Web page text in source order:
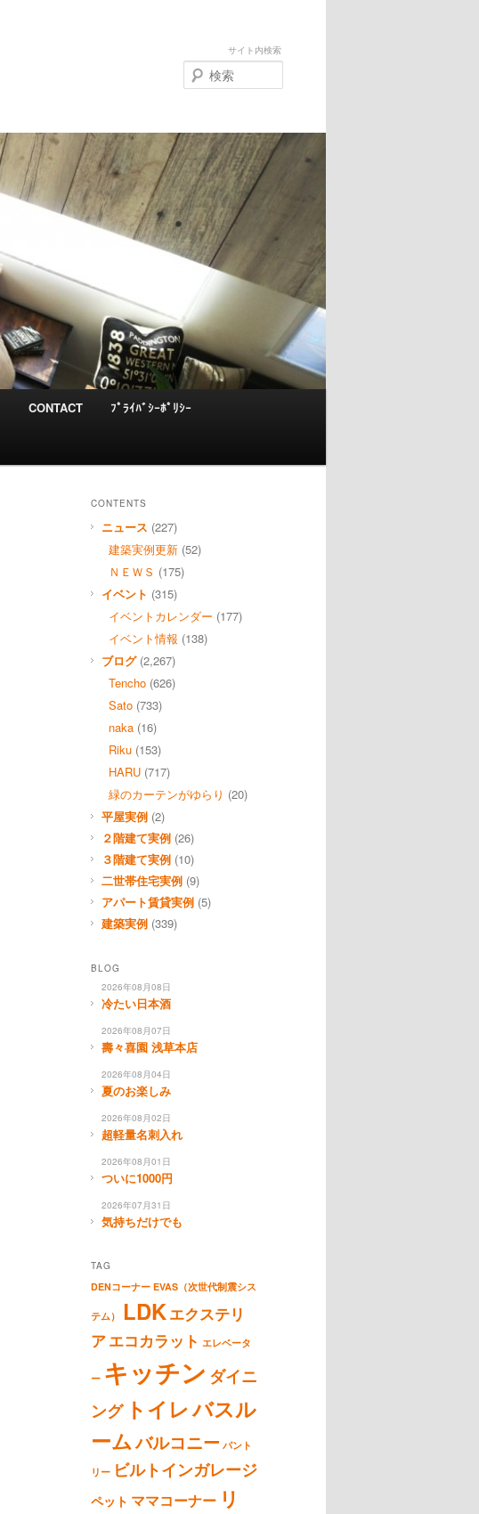
サイト内検索
CONTACT ﾌﾟﾗｲﾊﾞｼｰﾎﾟﾘｼｰ
CONTENTS
ニュース (227)
建築実例更新 (52)
ＮＥＷＳ (175)
イベント (315)
イベントカレンダー (177)
イベント情報 (138)
ブログ(2,267)
Tencho (626)
Sato (733)
naka (16)
Riku (153)
HARU (717)
緑のカーテンがゆらり (20)
平屋実例 (2)
２階建て実例 (26)
３階建て実例 (10)
二世帯住宅実例 (9)
アパート賃貸実例 (5)
建築実例 (339)
BLOG
2026年08月08日
冷たい日本酒
2026年08月07日
壽々喜園 浅草本店
2026年08月04日
夏のお楽しみ
2026年08月02日
超軽量名刺入れ
2026年08月01日
ついに1000円
2026年07月31日
気持ちだけでも
TAG
DENコーナー EVAS（次世代制震シス
テム） LDKエクステリ
アエコカラット エレベータ
ー キッチン ダイニ
ング トイレバスル
ームバルコニー パント
リー ビルトインガレージ
ペット ママコーナー リ